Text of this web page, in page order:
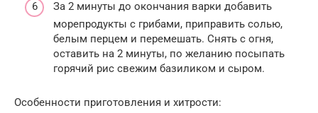
За 2 минуты до окончания варки добавить
морепродукты с грибами, приправить солью,
белым перцем и перемешать. Снять с огня,
оставить на 2 минуты, по желанию посыпать
горячий рис свежим базиликом и сыром.
Особенности приготовления и хитрости: